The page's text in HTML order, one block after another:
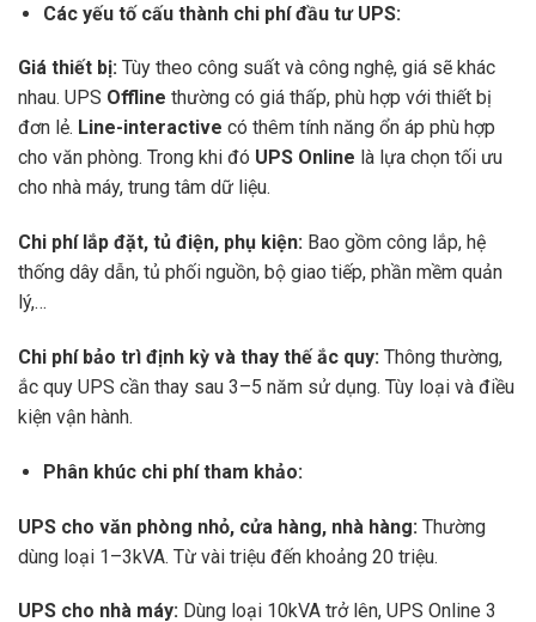
Các yếu tố cấu thành chi phí đầu tư UPS:
Giá thiết bị: Tùy theo công suất và công nghệ, giá sẽ khác
nhau. UPS Offline thường có giá thấp, phù hợp với thiết bị
đơn lẻ. Line-interactive có thêm tính năng ổn áp phù hợp
cho văn phòng. Trong khi đó UPS Online là lựa chọn tối ưu
cho nhà máy, trung tâm dữ liệu.
Chi phí lắp đặt, tủ điện, phụ kiện: Bao gồm công lắp, hệ
thống dây dẫn, tủ phối nguồn, bộ giao tiếp, phần mềm quản
lý,…
Chi phí bảo trì định kỳ và thay thế ắc quy: Thông thường,
ắc quy UPS cần thay sau 3–5 năm sử dụng. Tùy loại và điều
kiện vận hành.
Phân khúc chi phí tham khảo:
UPS cho văn phòng nhỏ, cửa hàng, nhà hàng: Thường
dùng loại 1–3kVA. Từ vài triệu đến khoảng 20 triệu.
UPS cho nhà máy: Dùng loại 10kVA trở lên, UPS Online 3